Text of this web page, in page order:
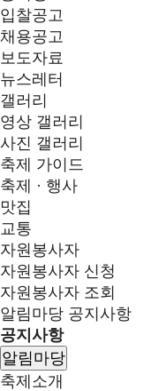
입찰공고
채용공고
보도자료
뉴스레터
갤러리
영상 갤러리
사진 갤러리
축제 가이드
축제 · 행사
맛집
교통
자원봉사자
자원봉사자 신청
자원봉사자 조회
알림마당 공지사항
공지사항
알림마당
축제소개